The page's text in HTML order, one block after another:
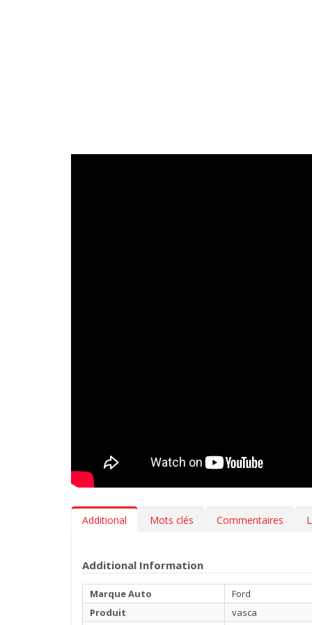
Additional Mots clés Commentaires
Additional Information
Marque Auto
Ford
Produit
vasca